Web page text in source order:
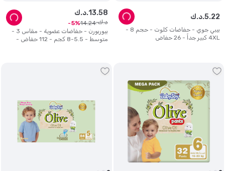
بيبي جوي - حفاضات كلوت - حجم 8 -
4XL كبير جداً - 26 حفاض
د.ك.5.22
بيوربورن - حفاضات عضوية - مقاس 3 -
متوسط ​​- 5.5-8 كجم - 112 حفاض -
د.ك.13.58
د.ك. 14.24
5